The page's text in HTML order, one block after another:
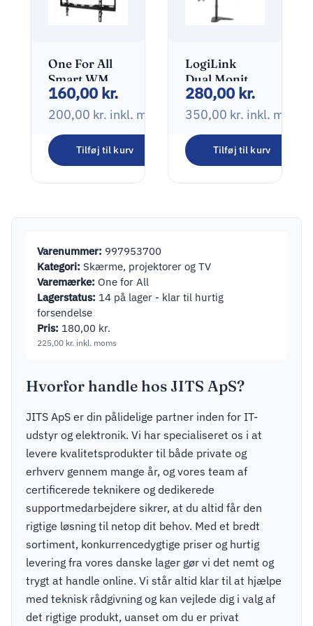
One For All
Smart WM
2611 Beslag
Fladt panel
32″-84″
160,00 kr.
200,00 kr. inkl. moms
Tilføj til kurv
LogiLink
Dual Monitor
Desk Stand
Monteringssæt
2 skærme
13″-32″
280,00 kr.
350,00 kr. inkl. moms
Tilføj til kurv
Varenummer: 997953700
Kategori: Skærme, projektorer og TV
Varemærke: One for All
Lagerstatus: 14 på lager - klar til hurtig
forsendelse
Pris: 180,00 kr.
225,00 kr. inkl. moms
Hvorfor handle hos JITS ApS?
JITS ApS er din pålidelige partner inden for IT-
udstyr og elektronik. Vi har specialiseret os i at
levere kvalitetsprodukter til både private og
erhverv gennem mange år, og vores team af
certificerede teknikere og dedikerede
supportmedarbejdere sikrer, at du altid får den
rigtige løsning til netop dit behov. Med et bredt
sortiment, konkurrencedygtige priser og hurtig
levering fra vores danske lager gør vi det nemt og
trygt at handle online. Vi står altid klar til at hjælpe
med teknisk rådgivning og kan vejlede dig i valg af
det rigtige produkt, uanset om du er privat